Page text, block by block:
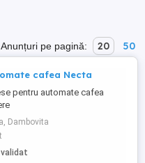
Anunțuri pe pagină: 20 50
cafea Necta
pentru automate cafea
pahare
Dambovita